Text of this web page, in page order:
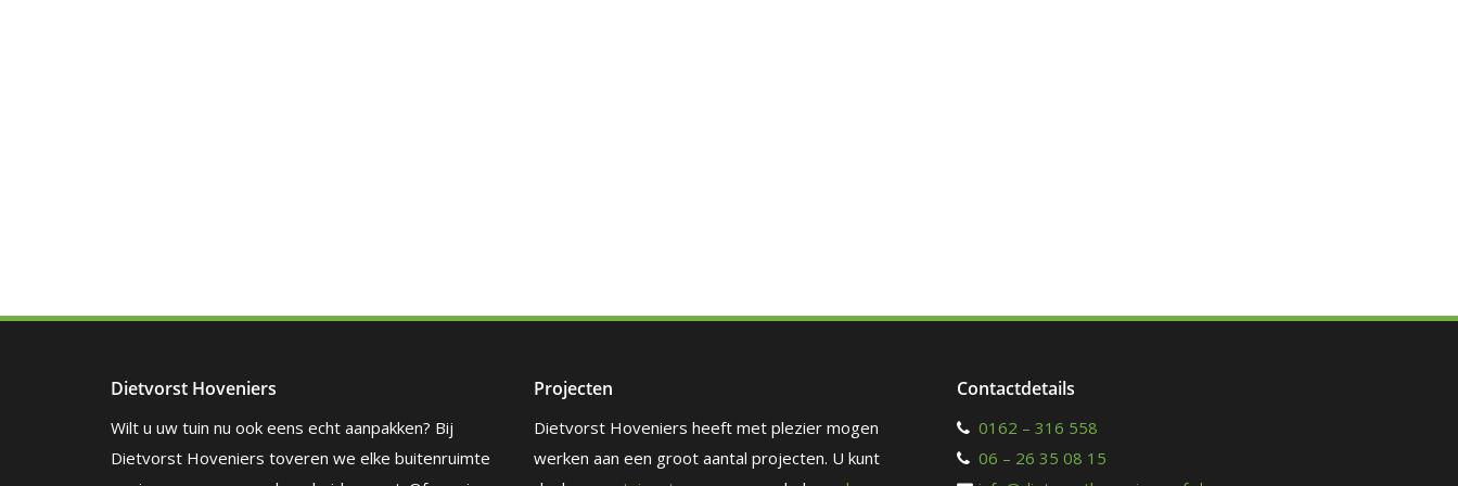
Dietvorst Hoveniers
Wilt u uw tuin nu ook eens echt aanpakken? Bij
Dietvorst Hoveniers toveren we elke buitenruimte
Projecten
Dietvorst Hoveniers heeft met plezier mogen
werken aan een groot aantal projecten. U kunt
Contactdetails
0162 – 316 558
06 – 26 35 08 15